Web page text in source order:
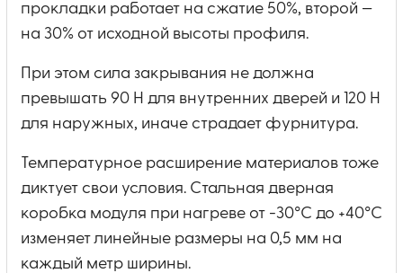
прокладки работает на сжатие 50%, второй —
на 30% от исходной высоты профиля.
При этом сила закрывания не должна
превышать 90 Н для внутренних дверей и 120 Н
для наружных, иначе страдает фурнитура.
Температурное расширение материалов тоже
диктует свои условия. Стальная дверная
коробка модуля при нагреве от -30°C до +40°C
изменяет линейные размеры на 0,5 мм на
каждый метр ширины.